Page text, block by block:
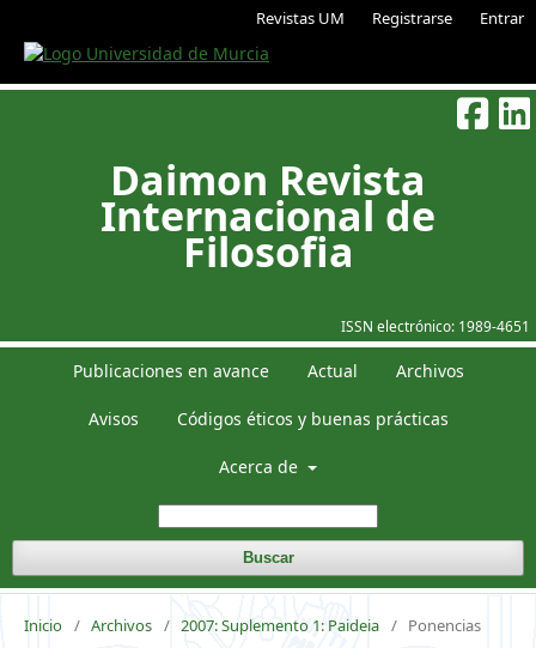
Revistas UM Registrarse Entrar
ISSN electrónico: 1989-4651
Daimon Revista
Internacional de
Filosofia
Publicaciones en avance Actual Archivos
Avisos Códigos éticos y buenas prácticas
Acerca de
Buscar
Inicio / Archivos / 2007: Suplemento 1: Paideia / Ponencias